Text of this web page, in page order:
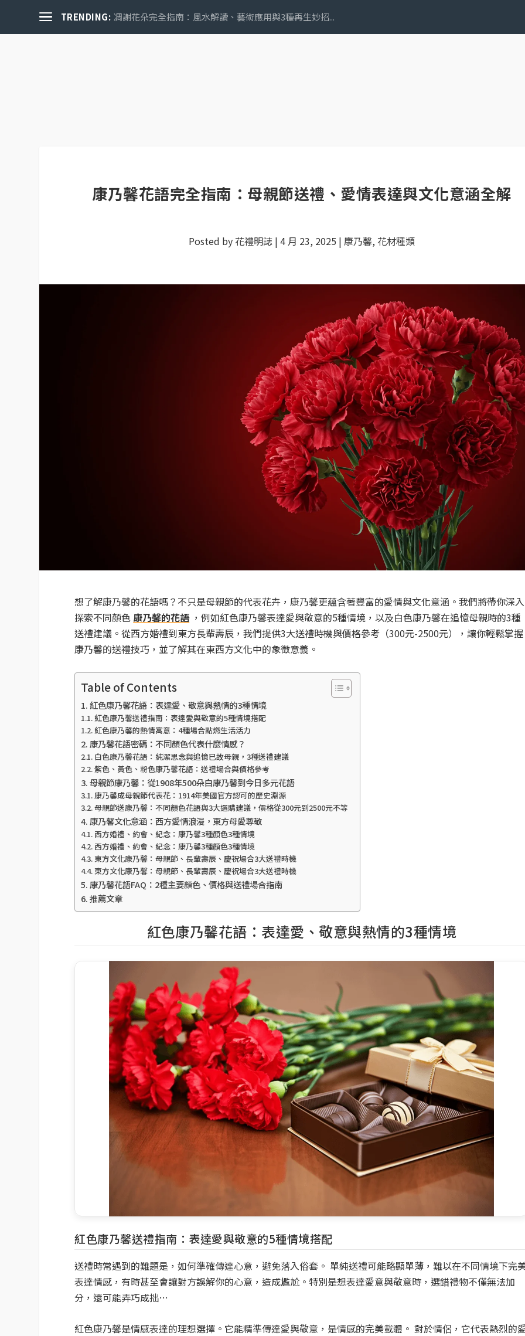
TRENDING: 凋謝花朵完全指南：風水解讀、藝術應用與3種再生妙招...
康乃馨花語完全指南：母親節送禮、愛情表達與文化意涵全解
Posted by 花禮明誌| 4 月 23, 2025 | 康乃馨, 花材種類
想了解康乃馨的花語嗎？不只是母親節的代表花卉，康乃馨更蘊含著豐富的愛情與文化意涵。我們將帶你深入
探索不同顏色康乃馨的花語 ，例如紅色康乃馨表達愛與敬意的5種情境，以及白色康乃馨在追憶母親時的3種
送禮建議。從西方婚禮到東方長輩壽辰，我們提供3大送禮時機與價格參考（300元-2500元），讓你輕鬆掌握
康乃馨的送禮技巧，並了解其在東西方文化中的象徵意義。
Table of Contents
紅色康乃馨花語：表達愛、敬意與熱情的3種情境
紅色康乃馨送禮指南：表達愛與敬意的5種情境搭配
紅色康乃馨的熱情寓意：4種場合點燃生活活力
康乃馨花語密碼：不同顏色代表什麼情感？
白色康乃馨花語：純潔思念與追憶已故母親，3種送禮建議
紫色、黃色、粉色康乃馨花語：送禮場合與價格參考
母親節康乃馨：從1908年500朵白康乃馨到今日多元花語
康乃馨成母親節代表花：1914年美國官方認可的歷史淵源
母親節送康乃馨：不同顏色花語與3大選購建議，價格從300元到2500元不等
康乃馨文化意涵：西方愛情浪漫，東方母愛尊敬
西方婚禮、約會、紀念：康乃馨3種顏色3種情境
西方婚禮、約會、紀念：康乃馨3種顏色3種情境
東方文化康乃馨：母親節、長輩壽辰、慶祝場合3大送禮時機
東方文化康乃馨：母親節、長輩壽辰、慶祝場合3大送禮時機
康乃馨花語FAQ：2種主要顏色、價格與送禮場合指南
推薦文章
紅色康乃馨花語：表達愛、敬意與熱情的3種情境
紅色康乃馨送禮指南：表達愛與敬意的5種情境搭配
送禮時常遇到的難題是，如何準確傳達心意，避免落入俗套。 單純送禮可能略顯單薄，難以在不同情境下完
表達情感，有時甚至會讓對方誤解你的心意，造成尷尬。特別是想表達愛意與敬意時，選錯禮物不僅無法加
分，還可能弄巧成拙…
紅色康乃馨是情感表達的理想選擇。它能精準傳達愛與敬意，是情感的完美載體。 對於情侶，它代表熱烈的